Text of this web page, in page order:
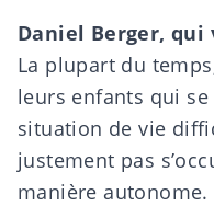
Daniel Berger, qui
La plupart du
leurs enfants qui
situation de vie
justement pas
manière